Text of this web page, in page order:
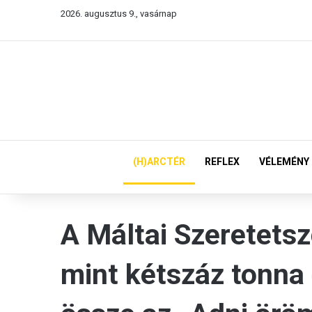
2026. augusztus 9., vasárnap
(H)ARCTÉR REFLEX VÉLEMÉNY
A Máltai
mint kétszáz